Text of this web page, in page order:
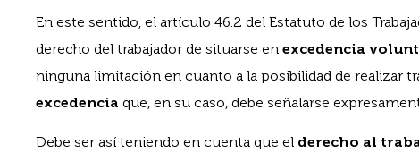
En este sentido, el artículo 46.2 del Estatuto de los
derecho del trabajador de situarse en excedencia
ninguna limitación en cuanto a la posibilidad de realizar
excedencia que, en su caso, debe señalarse
Debe ser así teniendo en cuenta que el derecho al